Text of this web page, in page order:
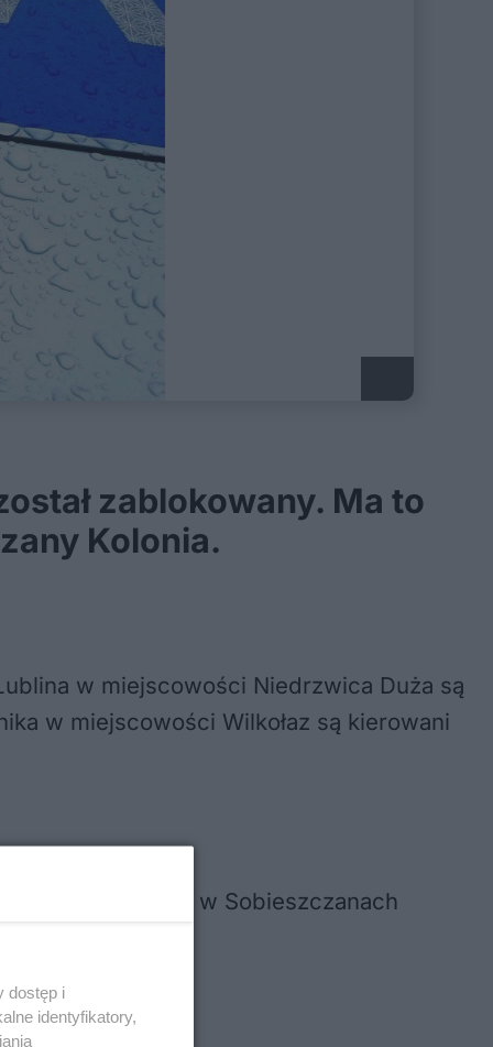
zablokowany. Ma to
Kolonia.
w miejscowości Niedrzwica Duża są
w miejscowości Wilkołaz są kierowani
wypadku w Sobieszczanach
dostęp i
identyfikatory,